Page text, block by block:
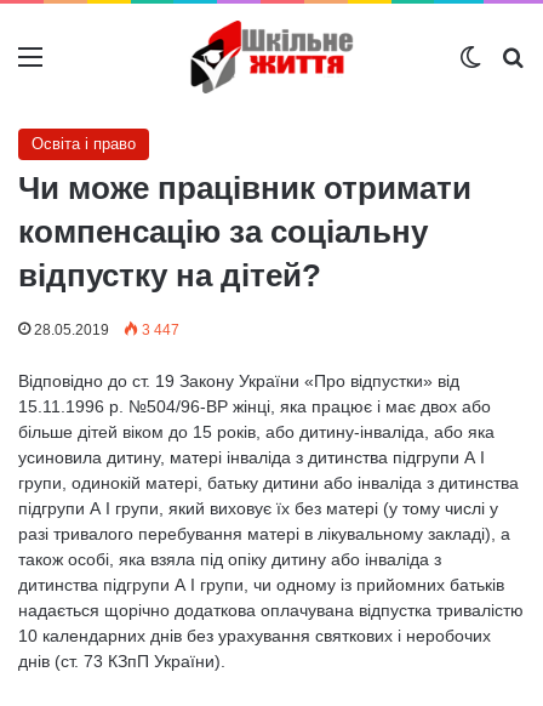
Меню
Освіта і право
Чи може працівник отримати
компенсацію за соціальну
відпустку на дітей?
28.05.2019 3 447
Відповідно до ст. 19 Закону України «Про відпустки» від
15.11.1996 р. №504/96-ВР жінці, яка працює і має двох або
більше дітей віком до 15 років, або дитину-інваліда, або яка
усиновила дитину, матері інваліда з дитинства підгрупи А I
групи, одинокій матері, батьку дитини або інваліда з дитинства
підгрупи А I групи, який виховує їх без матері (у тому числі у
разі тривалого перебування матері в лікувальному закладі), а
також особі, яка взяла під опіку дитину або інваліда з
дитинства підгрупи А I групи, чи одному із прийомних батьків
надається щорічно додаткова оплачувана відпустка тривалістю
10 календарних днів без урахування святкових і неробочих
днів (ст. 73 КЗпП України).